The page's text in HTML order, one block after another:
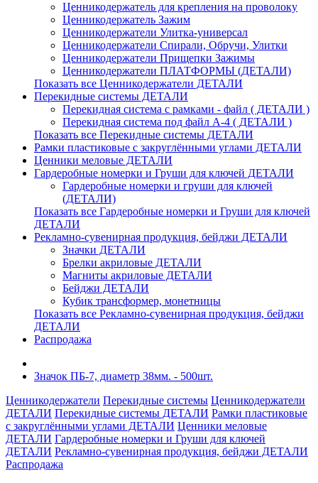
Ценникодержатель для крепления на проволоку
Ценникодержатель Зажим
Ценникодержатели Улитка-универсал
Ценникодержатели Спирали, Обручи, Улитки
Ценникодержатели Прищепки Зажимы
Ценникодержатели ПЛАТФОРМЫ (ДЕТАЛИ)
Показать все Ценникодержатели ДЕТАЛИ
Перекидные системы ДЕТАЛИ
Перекидная система с рамками - файл ( ДЕТАЛИ )
Перекидная система под файл А-4 ( ДЕТАЛИ )
Показать все Перекидные системы ДЕТАЛИ
Рамки пластиковые c закруглёнными углами ДЕТАЛИ
Ценники меловые ДЕТАЛИ
Гардеробные номерки и Груши для ключей ДЕТАЛИ
Гардеробные номерки и груши для ключей
(ДЕТАЛИ)
Показать все Гардеробные номерки и Груши для ключей
ДЕТАЛИ
Рекламно-сувенирная продукция, бейджи ДЕТАЛИ
Значки ДЕТАЛИ
Брелки акриловые ДЕТАЛИ
Магниты акриловые ДЕТАЛИ
Бейджи ДЕТАЛИ
Кубик трансформер, монетницы
Показать все Рекламно-сувенирная продукция, бейджи
ДЕТАЛИ
Распродажа
Значок ПБ-7, диаметр 38мм. - 500шт.
Ценникодержатели Перекидные системы Ценникодержатели
ДЕТАЛИ Перекидные системы ДЕТАЛИ Рамки пластиковые
c закруглёнными углами ДЕТАЛИ Ценники меловые
ДЕТАЛИ Гардеробные номерки и Груши для ключей
ДЕТАЛИ Рекламно-сувенирная продукция, бейджи ДЕТАЛИ
Распродажа